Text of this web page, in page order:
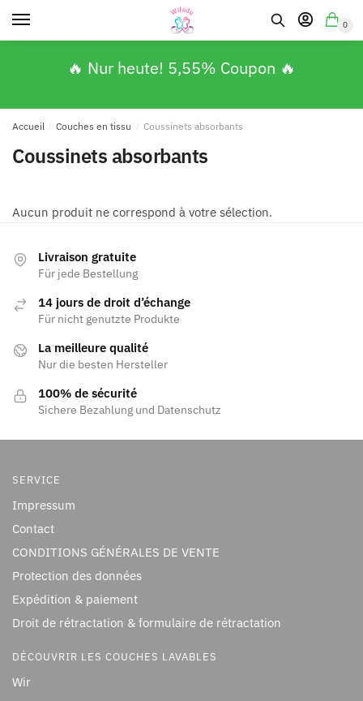
0
🔥 Nur heute! 5,55% Coupon 🔥
Accueil / Couches en tissu / Coussinets absorbants
Coussinets absorbants
Aucun produit ne correspond à votre sélection.
Livraison gratuite
Für jede Bestellung
14 jours de droit d’échange
Für nicht genutzte Produkte
La meilleure qualité
Nur die besten Hersteller
100% de sécurité
Sichere Bezahlung und Datenschutz
SERVICE
Impressum
Contact
CONDITIONS GÉNÉRALES DE VENTE
Protection des données
Expédition & paiement
Droit de rétractation & formulaire de rétractation
DÉCOUVRIR LES COUCHES LAVABLES
Wir